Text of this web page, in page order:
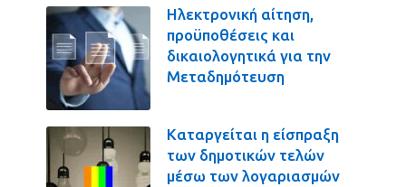
Ηλεκτρονική αίτηση,
προϋποθέσεις και
δικαιολογητικά για την
Μεταδημότευση
Καταργείται η είσπραξη
των δημοτικών τελών
μέσω των λογαριασμών